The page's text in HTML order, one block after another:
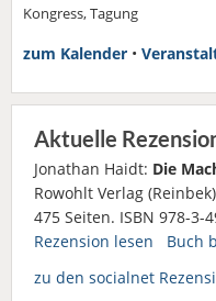
Kongress, Tagung
zum Kalender •
Aktuelle
Jonathan Haidt: Die
Rowohlt Verlag
475 Seiten. ISBN 978-3-
Rezension lesen
Buch
zu den socialnet